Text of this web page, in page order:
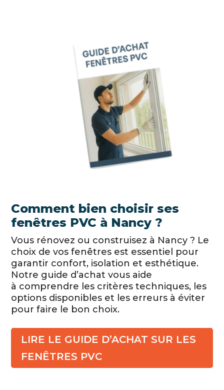
Comment bien choisir ses
fenêtres PVC à Nancy ?
Vous rénovez ou construisez à Nancy ? Le
choix de vos fenêtres est essentiel pour
garantir confort, isolation et esthétique.
Notre guide d’achat vous aide
à comprendre les critères techniques, les
options disponibles et les erreurs à éviter
pour faire le bon choix.
LIRE LE GUIDE D’ACHAT SUR LES
FENÊTRES PVC